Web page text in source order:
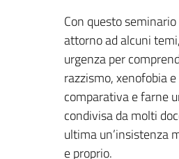
Con questo
attorno ad alcuni
urgenza per
razzismo, xenofobia
comparativa e farne
condivisa da molti
ultima un’insistenza
e proprio.